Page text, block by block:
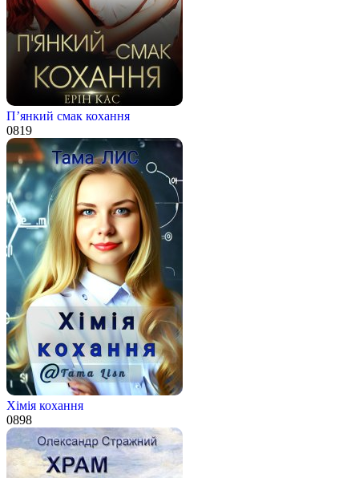
П’янкий смак кохання
0819
Хімія кохання
0898